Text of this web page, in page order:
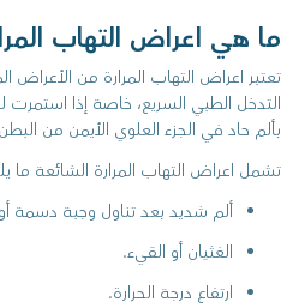
ما هي اعراض التهاب
تعتبر اعراض التهاب المرارة من
التدخل الطبي السريع، خاصة إذا
بألم حاد في الجزء العلوي الأيمن من
تشمل اعراض التهاب المرارة الشائعة ما
ألم شديد بعد تناول وجبة دسمة
الغثيان أو القيء.
ارتفاع درجة الحرارة.